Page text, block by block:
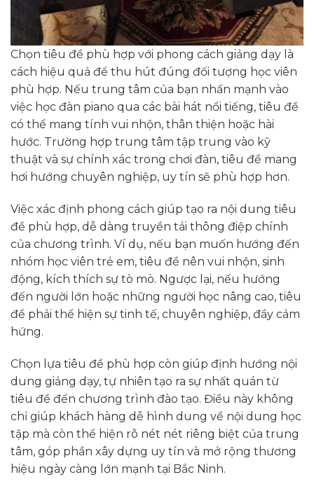
Chọn tiêu đề phù hợp với phong cách giảng dạy là
cách hiệu quả để thu hút đúng đối tượng học viên
phù hợp. Nếu trung tâm của bạn nhấn mạnh vào
việc học đàn piano qua các bài hát nổi tiếng, tiêu đề
có thể mang tính vui nhộn, thân thiện hoặc hài
hước. Trường hợp trung tâm tập trung vào kỹ
thuật và sự chính xác trong chơi đàn, tiêu đề mang
hơi hướng chuyên nghiệp, uy tín sẽ phù hợp hơn.
Việc xác định phong cách giúp tạo ra nội dung tiêu
đề phù hợp, dễ dàng truyền tải thông điệp chính
của chương trình. Ví dụ, nếu bạn muốn hướng đến
nhóm học viên trẻ em, tiêu đề nên vui nhộn, sinh
động, kích thích sự tò mò. Ngược lại, nếu hướng
đến người lớn hoặc những người học nâng cao, tiêu
đề phải thể hiện sự tinh tế, chuyên nghiệp, đầy cảm
hứng.
Chọn lựa tiêu đề phù hợp còn giúp định hướng nội
dung giảng dạy, tự nhiên tạo ra sự nhất quán từ
tiêu đề đến chương trình đào tạo. Điều này không
chỉ giúp khách hàng dễ hình dung về nội dung học
tập mà còn thể hiện rõ nét nét riêng biệt của trung
tâm, góp phần xây dựng uy tín và mở rộng thương
hiệu ngày càng lớn mạnh tại Bắc Ninh.